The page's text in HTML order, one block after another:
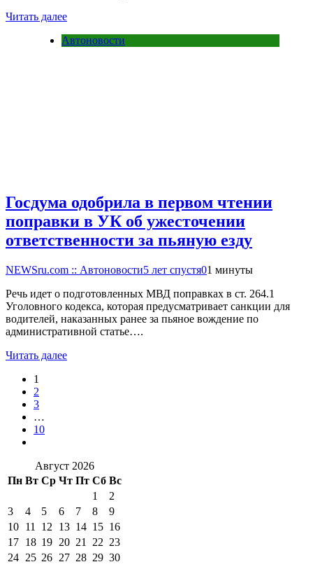
Читать далее
Автоновости
Госдума одобрила в первом чтении
поправки в УК об ужесточении
ответственности за пьяную езду
NEWSru.com :: Автоновости5 лет спустя01 минуты
Речь идет о подготовленных МВД поправках в ст. 264.1
Уголовного кодекса, которая предусматривает санкции для
водителей, наказанных ранее за пьяное вождение по
административной статье….
Читать далее
1
2
3
…
10
Август 2026
Пн Вт Ср Чт Пт Сб Вс
1
2
3
4 5 6 7 8
9
10 11 12 13 14 15 16
17 18 19 20 21 22 23
24 25 26 27 28 29 30